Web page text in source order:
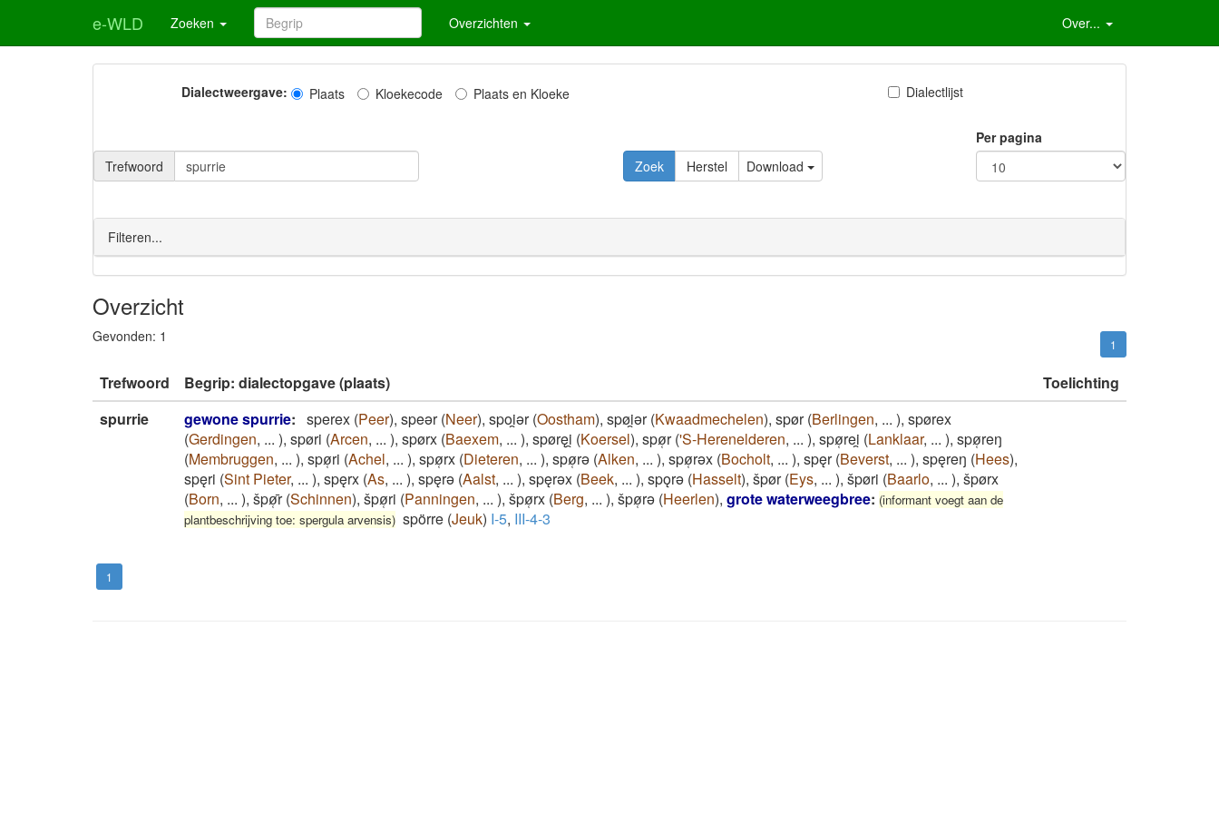
e-WLD Zoeken Overzichten Over...
Dialectweergave: Plaats Kloekecode Plaats en Kloeke Dialectlijst
Trefwoord Download
Per pagina
Filteren...
Overzicht
Gevonden: 1 1
Trefwoord Begrip: dialectopgave (plaats)
Toelichting
spurrie
gewone spurrie: sperex (Peer), speǝr(Neer), spoi̯ǝr(Oostham), spøi̯ǝr(Kwaadmechelen), spør(Berlingen, ... ), spørex
(Gerdingen, ... ), spøri (Arcen, ... ), spørx (Baexem, ... ), spøręi̯ (Koersel), spø̜r('S-Herenelderen, ... ), spø̜rei̯ (Lanklaar, ... ), spø̜reŋ
(Membruggen, ... ), spø̜ri (Achel, ... ), spø̜rx (Dieteren, ... ), spø̜rǝ (Alken, ... ), spø̜rǝx (Bocholt, ... ), spęr(Beverst, ... ), spęreŋ (Hees),
spęri (Sint Pieter, ... ), spęrx (As, ... ), spęrǝ (Aalst, ... ), spęrǝx (Beek, ... ), spǫrǝ (Hasselt), špør(Eys, ... ), špøri (Baarlo, ... ), špørx
(Born, ... ), špø̜̄r(Schinnen), špø̜ri (Panningen, ... ), špø̜rx (Berg, ... ), špø̜rǝ (Heerlen), grote waterweegbree: (informant voegt aan de
plantbeschrijving toe: spergula arvensis) spörre (Jeuk) I-5, III-4-3
1